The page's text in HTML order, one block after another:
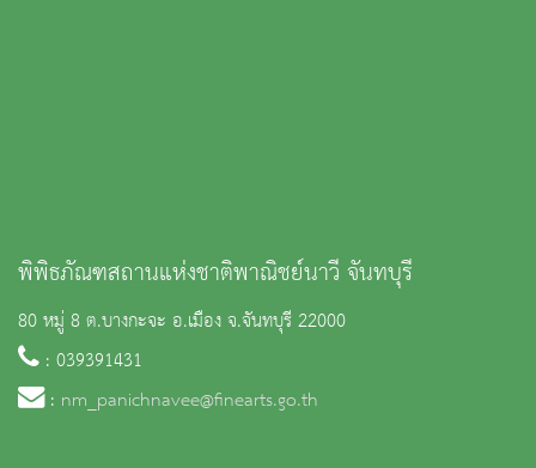
พิพิธภัณฑสถานแห่งชาติพาณิชย์นาวี จันทบุรี
80 หมู่ 8 ต.บางกะจะ อ.เมือง จ.จันทบุรี 22000
: 039391431
: nm_panichnavee@finearts.go.th